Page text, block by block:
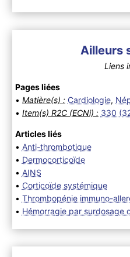
Ailleurs
Liens
Pages liées
• Matière(s) : Cardiologie,
• Item(s) R2C (ECNi) : 330
Articles liés
• Anti-thrombotique
• Dermocorticoïde
• AINS
• Corticoïde systémique
• Thrombopénie immuno-
• Hémorragie par surdosage